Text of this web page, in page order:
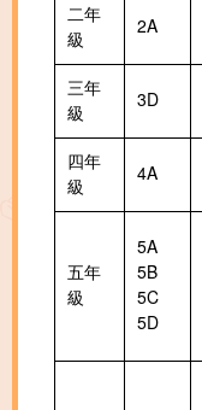
二年
級
2A
三年
級
3D
四年
級
4A
五年
級
5A
5B
5C
5D